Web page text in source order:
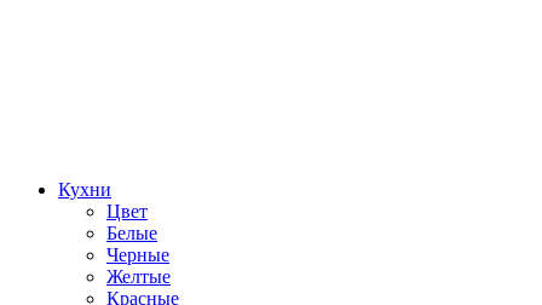
Кухни
Цвет
Белые
Черные
Желтые
Красные